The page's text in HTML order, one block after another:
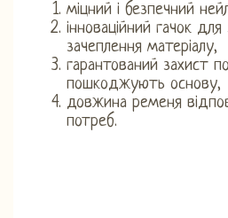
міцний і безпечний
інноваційний гачок для
зачеплення матеріалу,
гарантований захист
пошкоджують основу,
довжина ременя
потреб.